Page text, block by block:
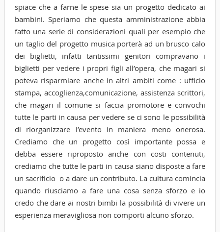
spiace che a farne le spese sia un progetto dedicato ai
bambini. Speriamo che questa amministrazione abbia
fatto una serie di considerazioni quali per esempio che
un taglio del progetto musica porterà ad un brusco calo
dei biglietti, infatti tantissimi genitori compravano i
biglietti per vedere i propri figli all’opera, che magari si
poteva risparmiare anche in altri ambiti come : ufficio
stampa, accoglienza,comunicazione, assistenza scrittori,
che magari il comune si faccia promotore e convochi
tutte le parti in causa per vedere se ci sono le possibilità
di riorganizzare l’evento in maniera meno onerosa.
Crediamo che un progetto così importante possa e
debba essere riproposto anche con costi contenuti,
crediamo che tutte le parti in causa siano disposte a fare
un sacrificio o a dare un contributo. La cultura comincia
quando riusciamo a fare una cosa senza sforzo e io
credo che dare ai nostri bimbi la possibilità di vivere un
esperienza meravigliosa non comporti alcuno sforzo.